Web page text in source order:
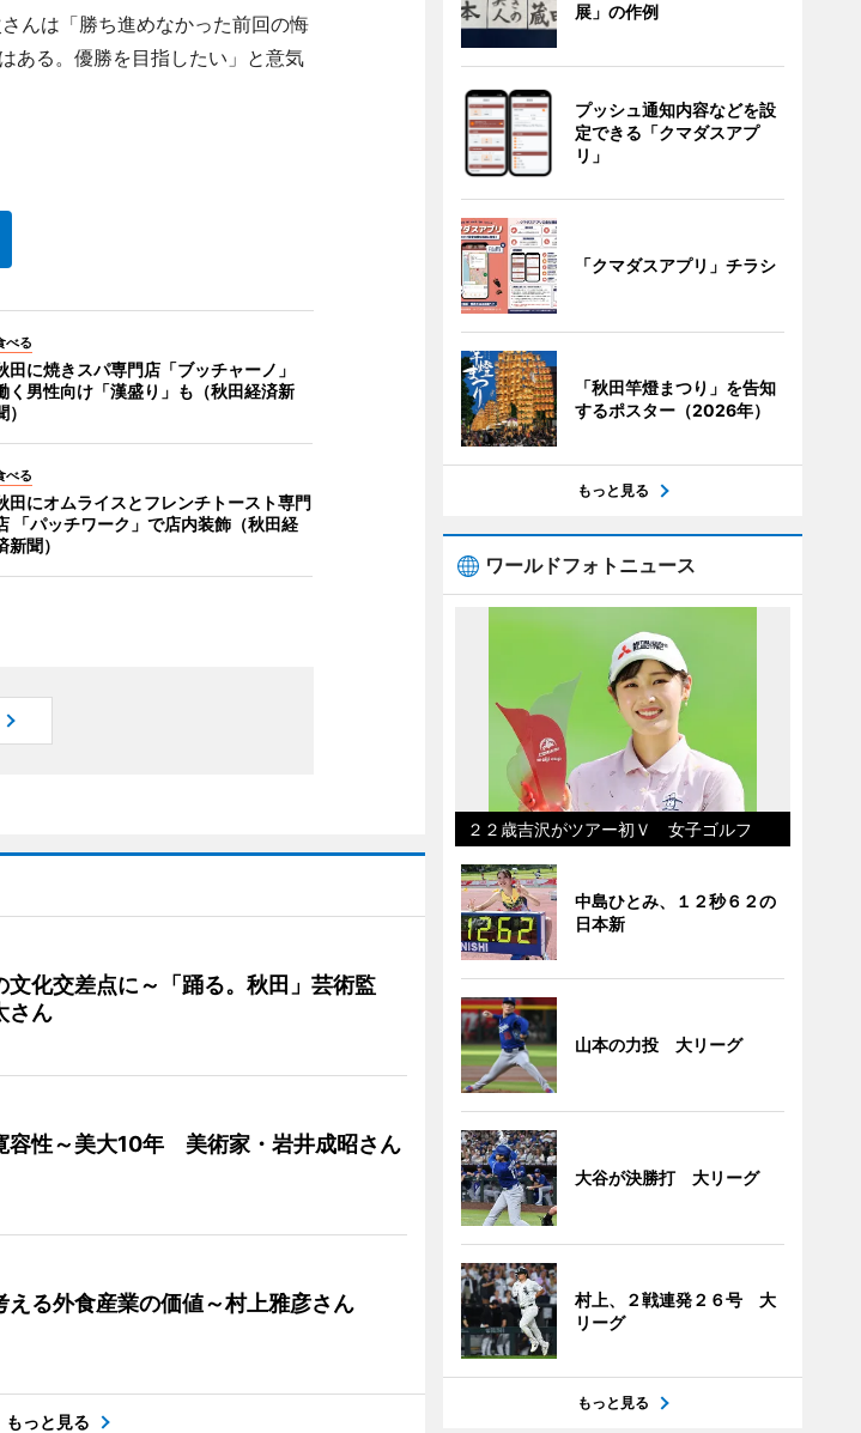
んは「勝ち進めなかった前回の悔
ある。優勝を目指したい」と意気
べる
田に焼きスパ専門店「ブッチャーノ」
く男性向け「漢盛り」も（秋田経済新
）
べる
田にオムライスとフレンチトースト専門
「パッチワーク」で店内装飾（秋田経
新聞）
文化交差点に～「踊る。秋田」芸術監
さん
容性～美大10年 美術家・岩井成昭さん
える外食産業の価値～村上雅彦さん
もっと見る
展」の作例
プッシュ通知内容などを設
定できる「クマダスアプ
リ」
「クマダスアプリ」チラシ
「秋田竿燈まつり」を告知
するポスター（2026年）
もっと見る
ワールドフォトニュース
２２歳吉沢がツアー初Ｖ 女子ゴルフ
中島ひとみ、１２秒６２の
日本新
山本の力投 大リーグ
大谷が決勝打 大リーグ
村上、２戦連発２６号 大
リーグ
もっと見る